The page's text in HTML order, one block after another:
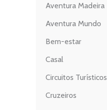
Aventura Madeira
Aventura Mundo
Bem-estar
Casal
Circuitos Turísticos
Cruzeiros